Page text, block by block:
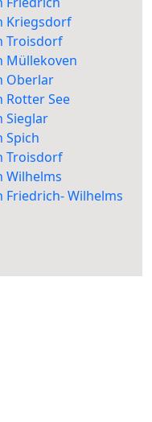
Kriegsdorf
Troisdorf
Müllekoven
Oberlar
Rotter See
Sieglar
Spich
Troisdorf
Wilhelms
Friedrich- Wilhelms